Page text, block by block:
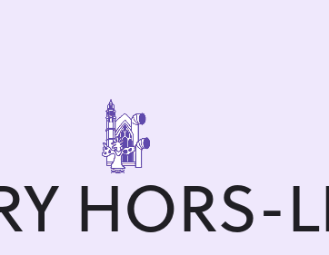
HORS-